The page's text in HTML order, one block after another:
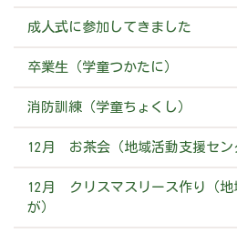
成人式に参加してきました
卒業生（学童つかたに）
消防訓練（学童ちょくし）
12月 お茶会（地域活動支援セン
12月 クリスマスリース作り（地
が）